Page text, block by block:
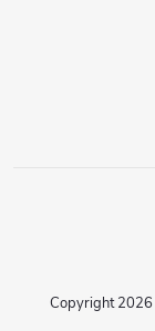
Copyright 2026